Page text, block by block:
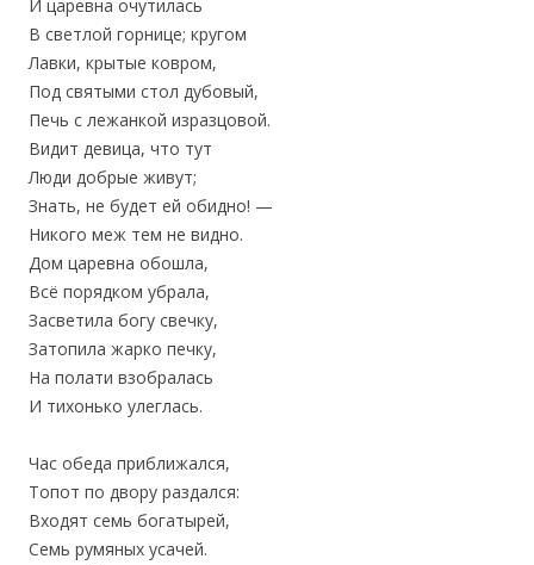
И царевна очутилась
В светлой горнице; кругом
Лавки, крытые ковром,
Под святыми стол дубовый,
Печь с лежанкой изразцовой.
Видит девица, что тут
Люди добрые живут;
Знать, не будет ей обидно! —
Никого меж тем не видно.
Дом царевна обошла,
Всё порядком убрала,
Засветила богу свечку,
Затопила жарко печку,
На полати взобралась
И тихонько улеглась.
Час обеда приближался,
Топот по двору раздался:
Входят семь богатырей,
Семь румяных усачей.